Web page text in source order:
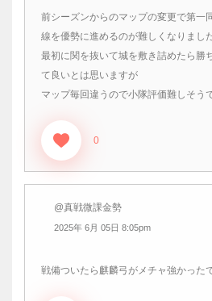
前シーズンからのマップの変更で第一
線を優勢に進めるのが難しくなりまし
最初に関を抜いて城を敷き詰めたら勝
て良いとは思いますが
マップ毎回違うので小隊評価難しそう
0
@真戦微課金勢
2025年 6月 05日 8:05pm
戦備ついたら麒麟弓がメチャ強かった